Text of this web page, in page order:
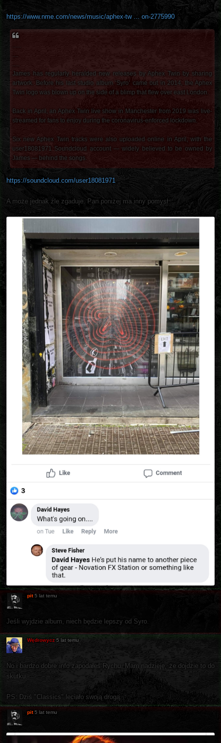
https://www.nme.com/news/music/aphex-tw ... on-2775990
......
....
.....
James has regularly heralded new releases by Aphex Twin by sharing
artwork. Before his last studio album ‘Syro’ came out in 2014, the Aphex
Twin logo was blown up on the side of a blimp that flew over east London.
Back in April, an Aphex Twin live show in Manchester from 2019 was live-
streamed for fans to enjoy during the coronavirus-enforced lockdown.
Six new Aphex Twin tracks were also uploaded online in April, with the
user18081971 Soundcloud account — widely believed to be owned by
James — behind the songs.
https://soundcloud.com/user18081971
A może jednak źle zgaduje. Pan poniżej ma inny pomysł
pit 5 lat temu
Jeśli wyjdzie album, niech będzie lepszy od Syro.
Wędrowycz 5 lat temu
No i bardzo dobre info zapodałeś Rychu. Mam nadzieję, że dojdzie to do
skutku.
PS: Dziś "Classics" leciało swoją drogą.
pit 5 lat temu